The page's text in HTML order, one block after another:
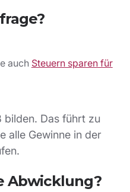
auch Steuern sparen für
Das führt zu
alle Gewinne in der
Abwicklung?